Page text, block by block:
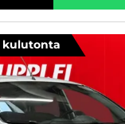
kulutonta